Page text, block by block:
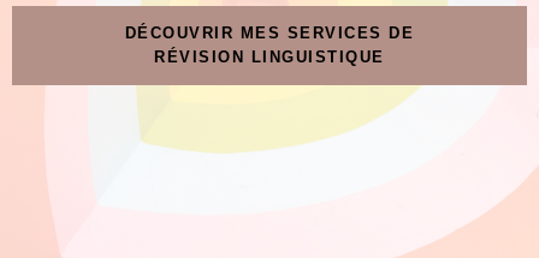
DÉCOUVRIR MES SERVICES DE
RÉVISION LINGUISTIQUE